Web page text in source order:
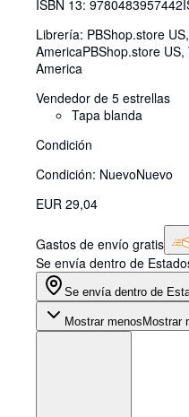
ISBN 13: 9780483957442
Librería: PBShop.store
AmericaPBShop.store US,
America
Vendedor de 5 estrellas
Tapa blanda
Condición
Condición: NuevoNuevo
EUR 29,04
Gastos de envío gratis
Se envía dentro de
Se envía dentro de
Mostrar menos Mostrar